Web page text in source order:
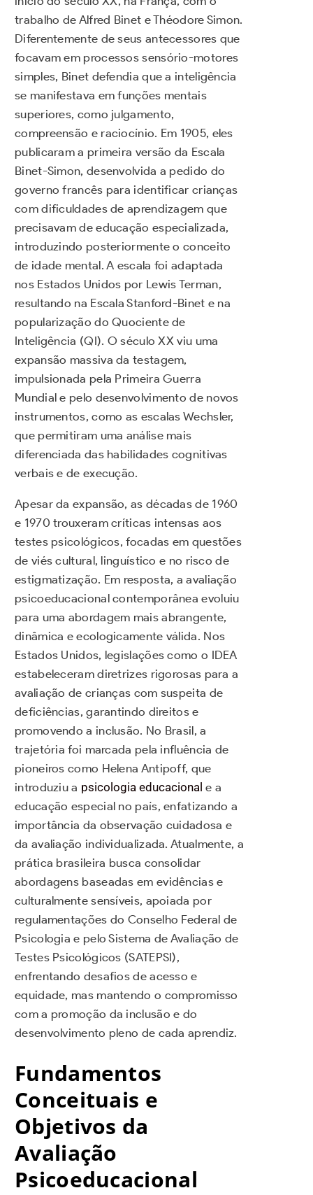
trabalho de Alfred Binet e Théodore Simon.
Diferentemente de seus antecessores que
focavam em processos sensório-motores
simples, Binet defendia que a inteligência
se manifestava em funções mentais
superiores, como julgamento,
compreensão e raciocínio. Em 1905, eles
publicaram a primeira versão da Escala
Binet-Simon, desenvolvida a pedido do
governo francês para identificar crianças
com dificuldades de aprendizagem que
precisavam de educação especializada,
introduzindo posteriormente o conceito
de idade mental. A escala foi adaptada
nos Estados Unidos por Lewis Terman,
resultando na Escala Stanford-Binet e na
popularização do Quociente de
Inteligência (QI). O século XX viu uma
expansão massiva da testagem,
impulsionada pela Primeira Guerra
Mundial e pelo desenvolvimento de novos
instrumentos, como as escalas Wechsler,
que permitiram uma análise mais
diferenciada das habilidades cognitivas
verbais e de execução.
Apesar da expansão, as décadas de 1960
e 1970 trouxeram críticas intensas aos
testes psicológicos, focadas em questões
de viés cultural, linguístico e no risco de
estigmatização. Em resposta, a avaliação
psicoeducacional contemporânea evoluiu
para uma abordagem mais abrangente,
dinâmica e ecologicamente válida. Nos
Estados Unidos, legislações como o IDEA
estabeleceram diretrizes rigorosas para a
avaliação de crianças com suspeita de
deficiências, garantindo direitos e
promovendo a inclusão. No Brasil, a
trajetória foi marcada pela influência de
pioneiros como Helena Antipoff, que
introduziu a psicologia educacional e a
educação especial no país, enfatizando a
importância da observação cuidadosa e
da avaliação individualizada. Atualmente, a
prática brasileira busca consolidar
abordagens baseadas em evidências e
culturalmente sensíveis, apoiada por
regulamentações do Conselho Federal de
Psicologia e pelo Sistema de Avaliação de
Testes Psicológicos (SATEPSI),
enfrentando desafios de acesso e
equidade, mas mantendo o compromisso
com a promoção da inclusão e do
desenvolvimento pleno de cada aprendiz.
Fundamentos
Conceituais e
Objetivos da
Avaliação
Psicoeducacional